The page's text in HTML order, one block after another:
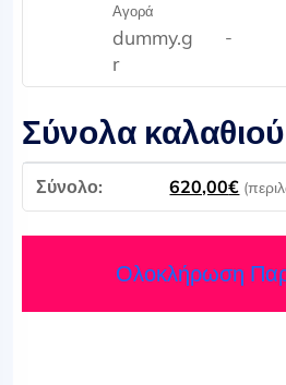
Αγορά
dummy.g
r
-
Σύνολα καλαθιού
620,00€
Ολοκλήρωση